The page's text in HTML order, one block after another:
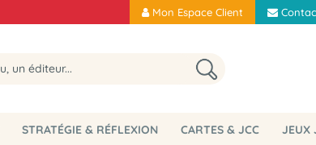
Mon Espace Client
STRATÉGIE & RÉFLEXION CARTES & JCC JEUX